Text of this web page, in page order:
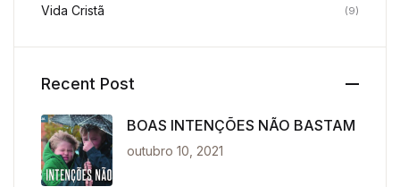
Vida Cristã (9)
Recent Post
BOAS INTENÇÕES NÃO BASTAM
outubro 10, 2021